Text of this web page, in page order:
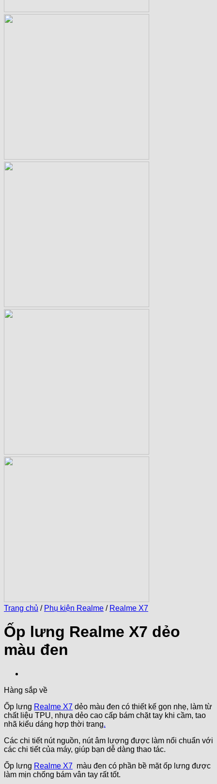
Trang chủ / Phụ kiện Realme / Realme X7
Ốp lưng Realme X7 dẻo
màu đen
Hàng sắp về
Ốp lưng Realme X7 dẻo màu đen có thiết kế gọn nhẹ, làm từ
chất liệu TPU, nhựa dẻo cao cấp bám chặt tay khi cầm, tao
nhã kiểu dáng hợp thời trang.
Các chi tiết nút nguồn, nút âm lượng được làm nổi chuẩn với
các chi tiết của máy, giúp bạn dễ dàng thao tác.
Ốp lưng Realme X7 màu đen có phần bề mặt ốp lưng được
làm mịn chống bám vân tay rất tốt.